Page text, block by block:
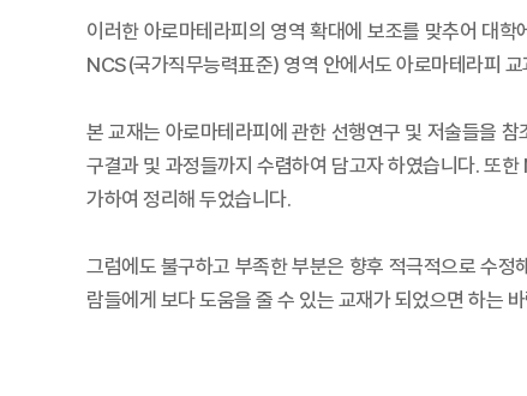
이러한 아로마테라피의 영역 확대에 보조를 맞추어 대
NCS(국가직무능력표준) 영역 안에서도 아로마테라피
본 교재는 아로마테라피에 관한 선행연구 및 저술들을
구결과 및 과정들까지 수렴하여 담고자 하였습니다. 또
가하여 정리해 두었습니다.
그럼에도 불구하고 부족한 부분은 향후 적극적으로 수
람들에게 보다 도움을 줄 수 있는 교재가 되었으면 하는